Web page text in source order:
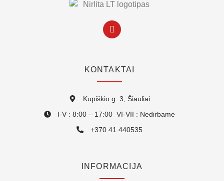
KONTAKTAI
Kupiškio g. 3, Šiauliai
I-V : 8:00 – 17:00 VI-VII : Nedirbame
+370 41 440535
INFORMACIJA